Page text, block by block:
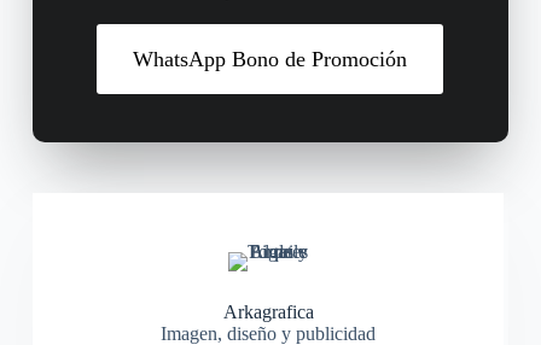
WhatsApp Bono de Promoción
Arkagrafica
Imagen, diseño y publicidad